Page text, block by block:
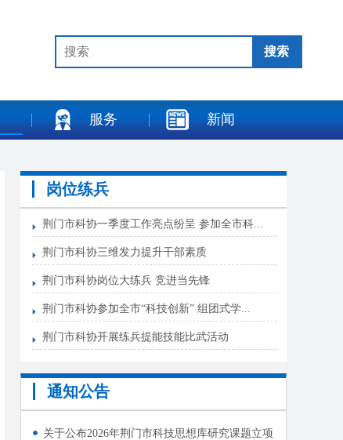
服务 新闻
岗位练兵
荆门市科协一季度工作亮点纷呈 参加全市科...
荆门市科协三维发力提升干部素质
荆门市科协岗位大练兵 竞进当先锋
荆门市科协参加全市“科技创新” 组团式学...
荆门市科协开展练兵提能技能比武活动
通知公告
关于公布2026年荆门市科技思想库研究课题立项